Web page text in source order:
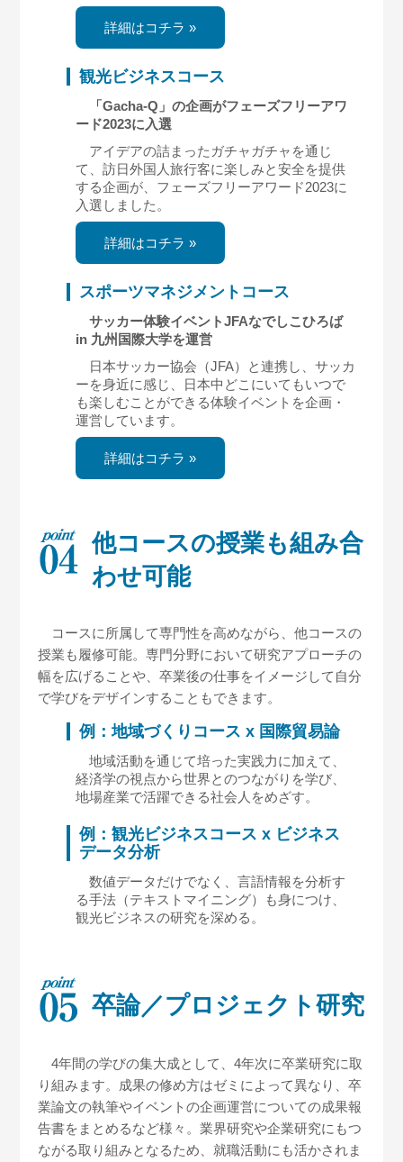
詳細はコチラ »
観光ビジネスコース
「Gacha-Q」の企画がフェーズフリーアワ
ード2023に入選
アイデアの詰まったガチャガチャを通じ
て、訪日外国人旅行客に楽しみと安全を提供
する企画が、フェーズフリーアワード2023に
入選しました。
詳細はコチラ »
スポーツマネジメントコース
サッカー体験イベントJFAなでしこひろば
in 九州国際大学を運営
日本サッカー協会（JFA）と連携し、サッカ
ーを身近に感じ、日本中どこにいてもいつで
も楽しむことができる体験イベントを企画・
運営しています。
詳細はコチラ »
他コースの授業も組み合
わせ可能
コースに所属して専門性を高めながら、他コースの
授業も履修可能。専門分野において研究アプローチの
幅を広げることや、卒業後の仕事をイメージして自分
で学びをデザインすることもできます。
例：地域づくりコース x 国際貿易論
地域活動を通じて培った実践力に加えて、
経済学の視点から世界とのつながりを学び、
地場産業で活躍できる社会人をめざす。
例：観光ビジネスコース x ビジネス
データ分析
数値データだけでなく、言語情報を分析す
る手法（テキストマイニング）も身につけ、
観光ビジネスの研究を深める。
卒論／プロジェクト研究
4年間の学びの集大成として、4年次に卒業研究に取
り組みます。成果の修め方はゼミによって異なり、卒
業論文の執筆やイベントの企画運営についての成果報
告書をまとめるなど様々。業界研究や企業研究にもつ
ながる取り組みとなるため、就職活動にも活かされま